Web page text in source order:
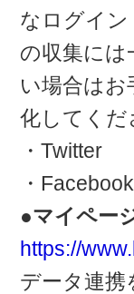
なログイン
の収集に
い場合は
化してくだ
・Twitter
・Facebook
●マイペー
https://
データ連携